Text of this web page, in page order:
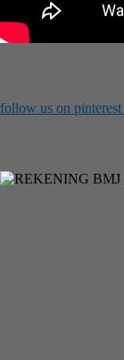
follow us on pinterest